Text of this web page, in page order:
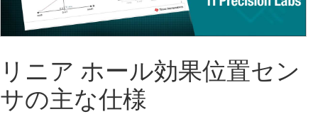
Video
リニア ホール効果位置セン
サの主な仕様